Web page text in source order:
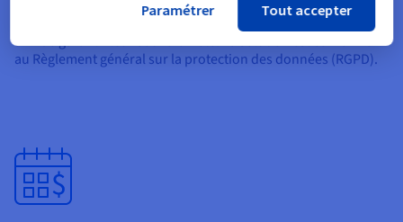
Vos données sont hébergées au sein de l’Union européenne
afin de garantir leur souveraineté. La solution est conforme
au Règlement général sur la protection des données (RGPD).
Paramétrer Tout accepter